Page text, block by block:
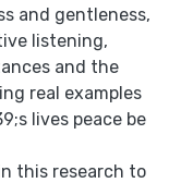
and gentleness,
listening,
and the
real examples
lives peace be
this research to